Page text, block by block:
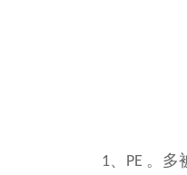
1、 PE 。 多